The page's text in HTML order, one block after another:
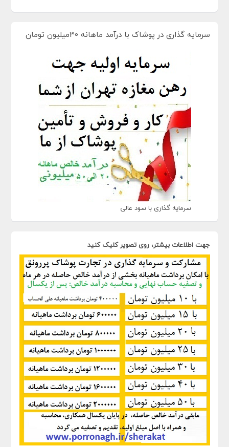
سرمایه گذاری در پوشاک با درآمد ماهانه 30میلیون تومان
سرمایه گذاری با سود عالی
جهت اطلاعات بیشتر، روی تصویر کلیک کنید